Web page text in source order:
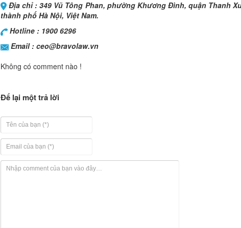
Địa chỉ : 349 Vũ Tông Phan, phường Khương Đình, quận Thanh
thành phố Hà Nội, Việt Nam.
Hotline : 1900 6296
Email : ceo@bravolaw.vn
Không có comment nào !
Để lại một trả lời